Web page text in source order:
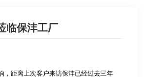
临保沣工厂
，距离上次客户来访保沣已经过去三年